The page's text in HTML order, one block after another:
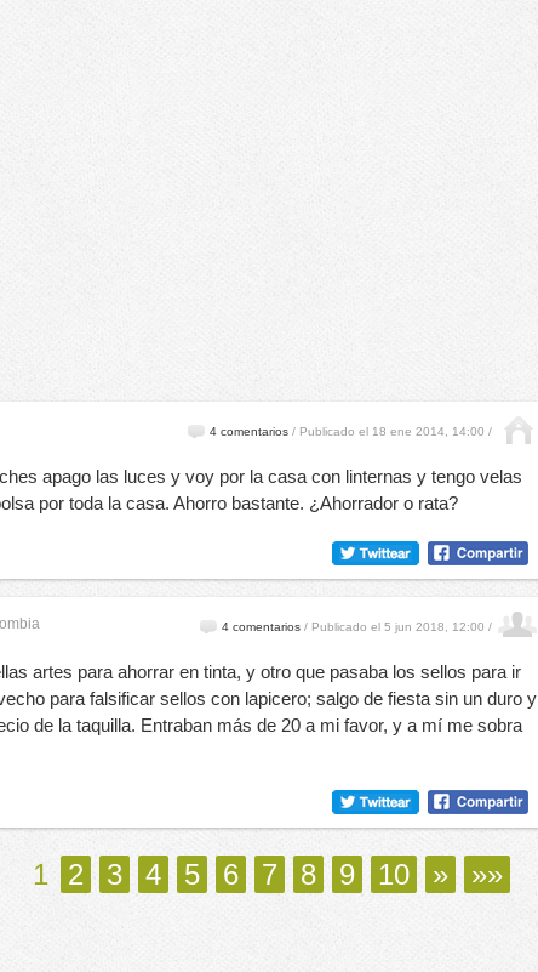
4 comentarios / Publicado el 18 ene 2014, 14:00 /
apago las luces y voy por la casa con linternas y tengo velas
por toda la casa. Ahorro bastante. ¿Ahorrador o rata?
4 comentarios / Publicado el 5 jun 2018, 12:00 /
artes para ahorrar en tinta, y otro que pasaba los sellos para ir
para falsificar sellos con lapicero; salgo de fiesta sin un duro y
de la taquilla. Entraban más de 20 a mi favor, y a mí me sobra
1 2 3 4 5 6 7 8 9 10 » »»